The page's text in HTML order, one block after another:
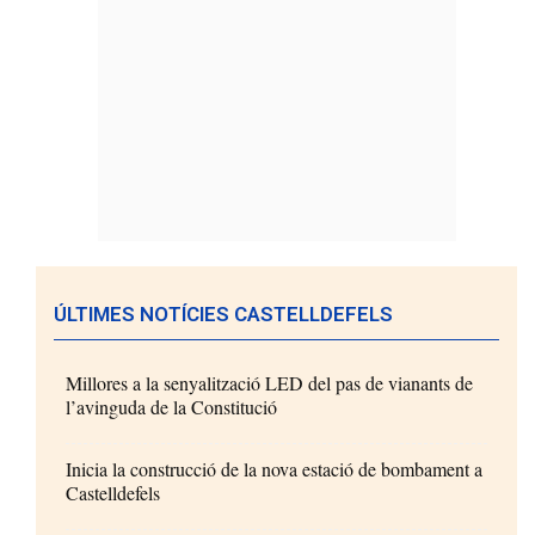
ÚLTIMES NOTÍCIES CASTELLDEFELS
Millores a la senyalització LED del pas de vianants de
l’avinguda de la Constitució
Inicia la construcció de la nova estació de bombament a
Castelldefels